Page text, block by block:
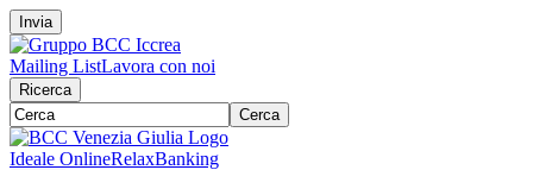
Invia
Mailing ListLavora con noi
Ricerca
Cerca
Ideale OnlineRelaxBanking